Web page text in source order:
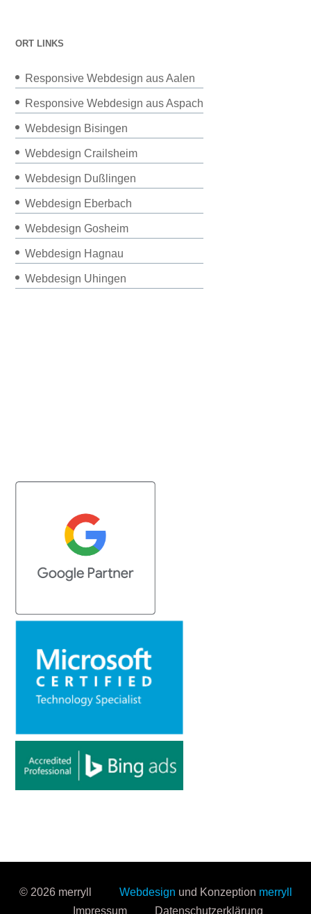
ORT LINKS
Responsive Webdesign aus Aalen
Responsive Webdesign aus Aspach
Webdesign Bisingen
Webdesign Crailsheim
Webdesign Dußlingen
Webdesign Eberbach
Webdesign Gosheim
Webdesign Hagnau
Webdesign Uhingen
© 2026 merryll Webdesign und Konzeption merryll
Impressum
Datenschutzerklärung